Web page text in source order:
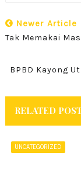
Newer Article
Tak Memakai
BPBD Kayong
RELATED
UNCATEGORIZED